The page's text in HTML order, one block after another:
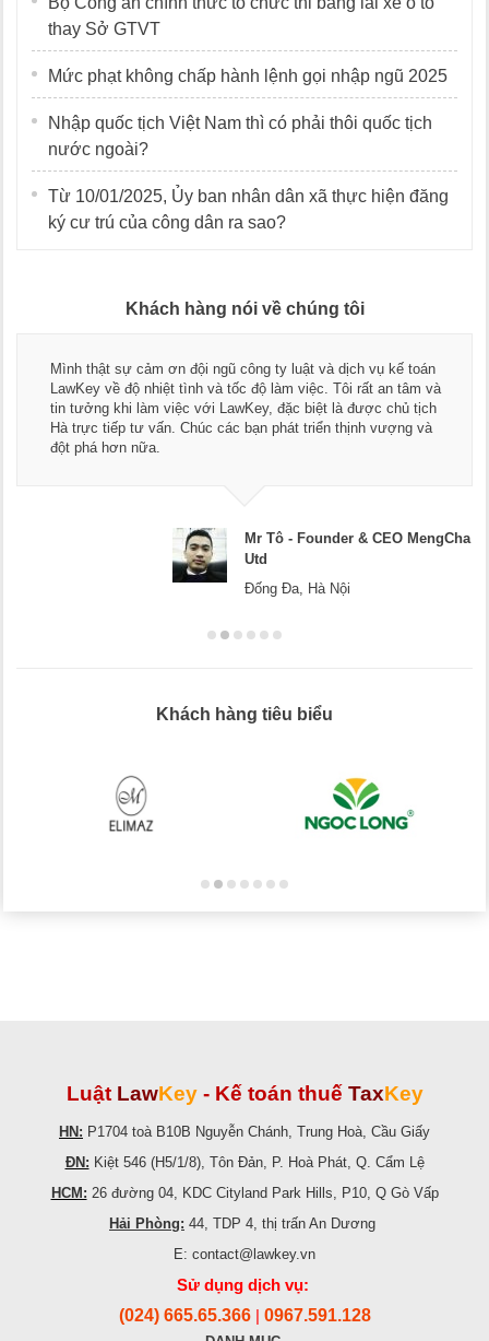
thay Sở GTVT
Mức phạt không chấp hành lệnh gọi nhập ngũ 2025
Nhập quốc tịch Việt Nam thì có phải thôi quốc tịch
nước ngoài?
Từ 10/01/2025, Ủy ban nhân dân xã thực hiện đăng
ký cư trú của công dân ra sao?
Khách hàng nói về chúng tôi
Mình thật sự cảm ơn đội ngũ công ty luật và dịch vụ kế toán
LawKey về độ nhiệt tình và tốc độ làm việc. Tôi rất an tâm và
tin tưởng khi làm việc với LawKey, đặc biệt là được chủ tịch
Hà trực tiếp tư vấn. Chúc các bạn phát triển thịnh vượng và
đột phá hơn nữa.
Mr Tô - Founder & CEO MengCha
Utd
Đống Đa, Hà Nội
Khách hàng tiêu biểu
Luật LawKey - Kế toán thuế TaxKey
HN: P1704 toà B10B Nguyễn Chánh, Trung Hoà, Cầu Giấy
ĐN: Kiệt 546 (H5/1/8), Tôn Đản, P. Hoà Phát, Q. Cẩm Lệ
HCM: 26 đường 04, KDC Cityland Park Hills, P10, Q Gò Vấp
Hải Phòng: 44, TDP 4, thị trấn An Dương
E: contact@lawkey.vn
Sử dụng dịch vụ:
(024) 665.65.366 0967.591.128